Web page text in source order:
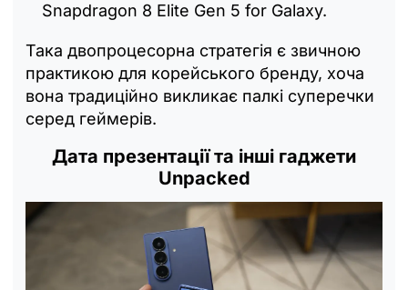
Snapdragon 8 Elite Gen 5 for Galaxy.
Така двопроцесорна стратегія є звичною
практикою для корейського бренду, хоча
вона традиційно викликає палкі суперечки
серед геймерів.
Дата презентації та інші гаджети
Unpacked